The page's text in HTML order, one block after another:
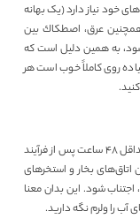
موهای خود نیاز دارد (یک بهانه
عرق، اصطكاك بين
به همين دليل است كه
روی کاملاً خوب است هر
لیزر باعث حساسیت پوست شما می‌شود، پس بهتر است حداقل 48 ساعت پس از فرآیند
اتاق‌های بخار و استخرهای
شود. این بدان معنا
را ولرم نگه دارید.